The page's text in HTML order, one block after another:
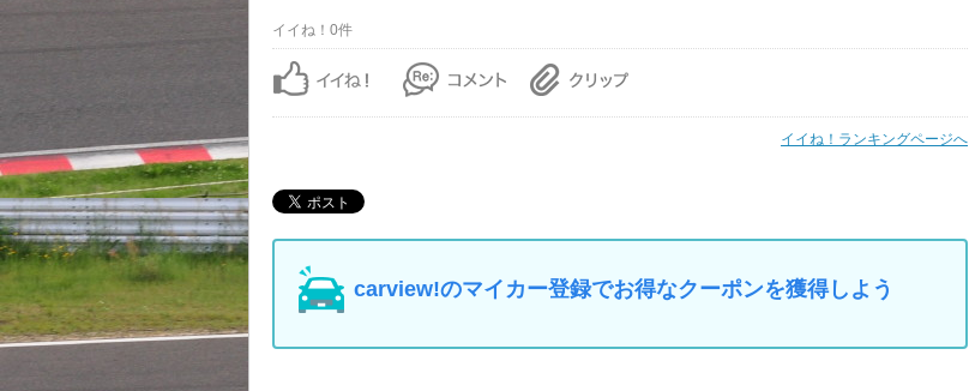
イイね！0件
イイね！ランキングページへ
carview!のマイカー登録でお得なクーポンを獲得しよう